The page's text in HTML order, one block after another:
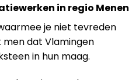
in regio Menen
je niet tevreden
men dat Vlamingen
in hun maag.